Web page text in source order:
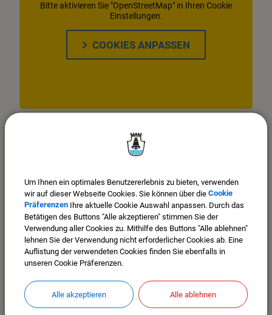
Stadt Mindelheim
Maximilianstr. 26
87719 Mindelheim
Bitte aktivieren Sie "OpenStreetMap" in Ihren Cookie
Einstellungen.
COOKIES ANPASSEN
Um Ihnen ein optimales Benutzererlebnis zu bieten, verwenden
wir auf dieser Webseite Cookies. Sie können über die Cookie
Präferenzen Ihre aktuelle Cookie Auswahl anpassen. Durch das
Betätigen des Buttons "Alle akzeptieren" stimmen Sie der
Verwendung aller Cookies zu. Mithilfe des Buttons "Alle ablehnen"
lehnen Sie der Verwendung nicht erforderlicher Cookies ab. Eine
Auflistung der verwendeten Cookies finden Sie ebenfalls in
unseren Cookie Präferenzen.
Alle akzeptieren Alle ablehnen